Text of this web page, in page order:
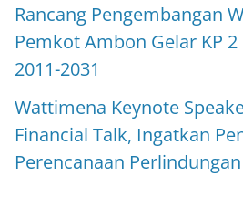
Rancang Pengembangan
Pemkot Ambon Gelar KP 2
2011-2031
Wattimena Keynote
Financial Talk, Ingatkan
Perencanaan